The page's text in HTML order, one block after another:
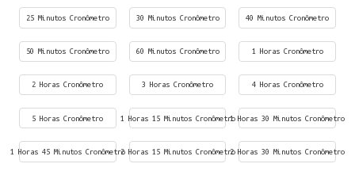
25 Minutos Cronômetro 30 Minutos Cronômetro 40 Minutos Cronômetro
50 Minutos Cronômetro 60 Minutos Cronômetro 1 Horas Cronômetro
2 Horas Cronômetro 3 Horas Cronômetro 4 Horas Cronômetro
5 Horas Cronômetro 1 Horas 15 Minutos Cronômetro1 Horas 30 Minutos Cronômetro
1 Horas 45 Minutos Cronômetro2 Horas 15 Minutos Cronômetro2 Horas 30 Minutos Cronômetro